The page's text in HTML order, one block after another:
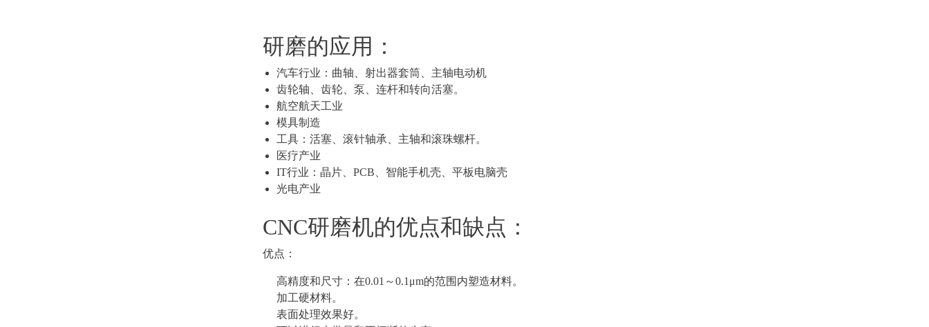
研磨的应用：
汽车行业：曲轴、射出器套筒、主轴电动机
齿轮轴、齿轮、泵、连杆和转向活塞。
航空航天工业
模具制造
工具：活塞、滚针轴承、主轴和滚珠螺杆。
医疗产业
IT行业：晶片、PCB、智能手机壳、平板电脑壳
光电产业
CNC研磨机的优点和缺点：
优点：
高精度和尺寸：在0.01～0.1μm的范围内塑造材料。
加工硬材料。
表面处理效果好。